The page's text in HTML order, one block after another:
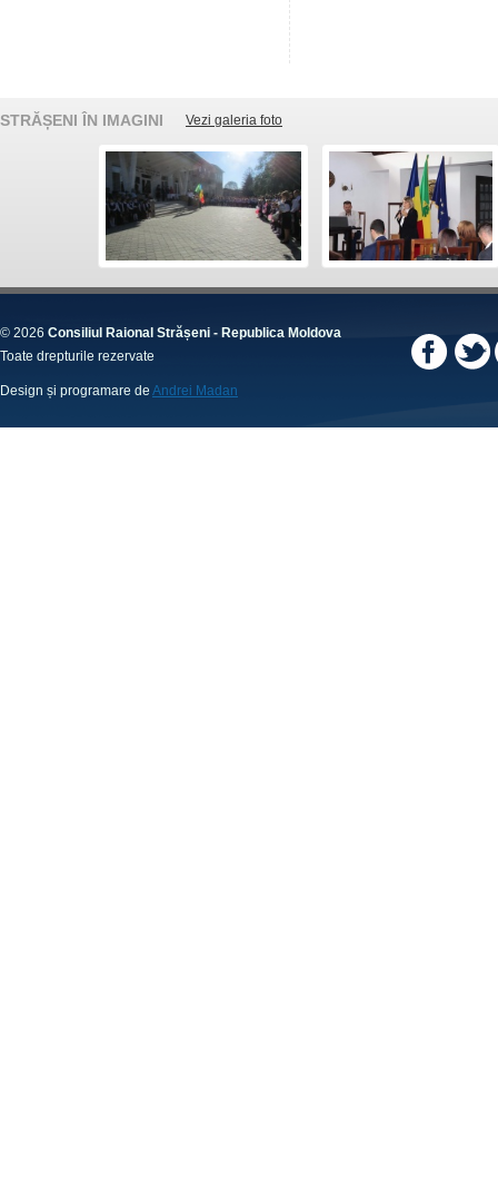
STRĂȘENI ÎN IMAGINI Vezi galeria foto
© 2026 Consiliul Raional Strășeni - Republica Moldova
Toate drepturile rezervate
Design și programare de Andrei Madan